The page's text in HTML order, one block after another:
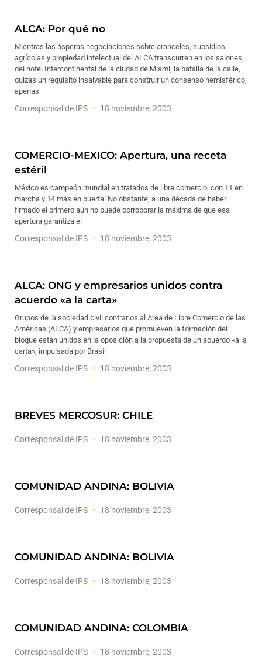
ALCA: Por qué no
Mientras las ásperas negociaciones sobre aranceles, subsidios
agrícolas y propiedad intelectual del ALCA transcurren en los salones
del hotel Intercontinental de la ciudad de Miami, la batalla de la calle,
quizás un requisito insalvable para construir un consenso hemisférico,
apenas
Corresponsal de IPS 18 noviembre, 2003
COMERCIO-MEXICO: Apertura, una receta
estéril
México es campeón mundial en tratados de libre comercio, con 11 en
marcha y 14 más en puerta. No obstante, a una década de haber
firmado el primero aún no puede corroborar la máxima de que esa
apertura garantiza el
Corresponsal de IPS 18 noviembre, 2003
ALCA: ONG y empresarios unidos contra
acuerdo «a la carta»
Grupos de la sociedad civil contrarios al Area de Libre Comercio de las
Américas (ALCA) y empresarios que promueven la formación del
bloque están unidos en la oposición a la propuesta de un acuerdo «a la
carta», impulsada por Brasil
Corresponsal de IPS 18 noviembre, 2003
BREVES MERCOSUR: CHILE
Corresponsal de IPS 18 noviembre, 2003
COMUNIDAD ANDINA: BOLIVIA
Corresponsal de IPS 18 noviembre, 2003
COMUNIDAD ANDINA: BOLIVIA
Corresponsal de IPS 18 noviembre, 2003
COMUNIDAD ANDINA: COLOMBIA
Corresponsal de IPS 18 noviembre, 2003